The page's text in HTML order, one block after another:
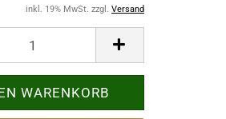
inkl. 19% MwSt. zzgl. Versand